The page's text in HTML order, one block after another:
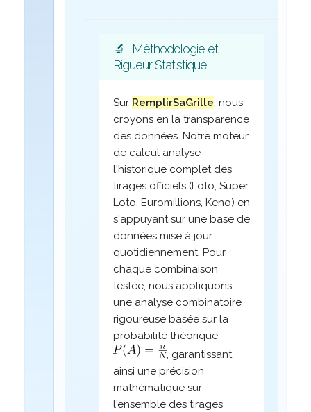
🔬
Méthodologie et
Rigueur Statistique
Sur RemplirSaGrille, nous
croyons en la transparence
des données. Notre moteur
de calcul analyse
l'historique complet des
tirages officiels (Loto, Super
Loto, Euromillions, Keno) en
s'appuyant sur une base de
données mise à jour
quotidiennement. Pour
chaque combinaison
testée, nous appliquons
une analyse combinatoire
rigoureuse basée sur la
probabilité théorique
, garantissant
ainsi une précision
mathématique sur
l'ensemble des tirages